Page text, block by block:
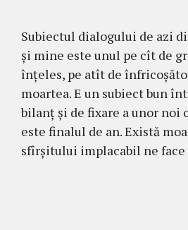
Subiectul dialogului de azi
și mine este unul pe cît de
înțeles, pe atît de
moartea. E un subiect bun
bilanț și de fixare a unor noi
este finalul de an. Există
sfîrșitului implacabil ne